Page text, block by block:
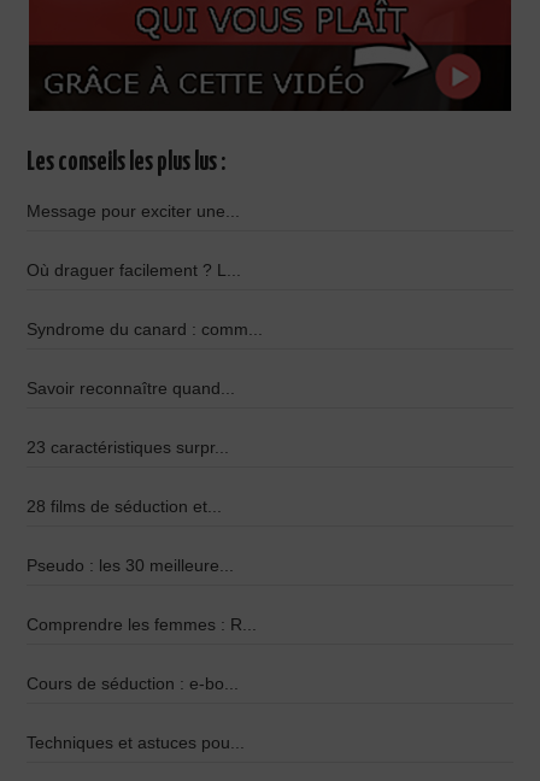
Les conseils les plus lus :
Message pour exciter une...
Où draguer facilement ? L...
Syndrome du canard : comm...
Savoir reconnaître quand...
23 caractéristiques surpr...
28 films de séduction et...
Pseudo : les 30 meilleure...
Comprendre les femmes : R...
Cours de séduction : e-bo...
Techniques et astuces pou...